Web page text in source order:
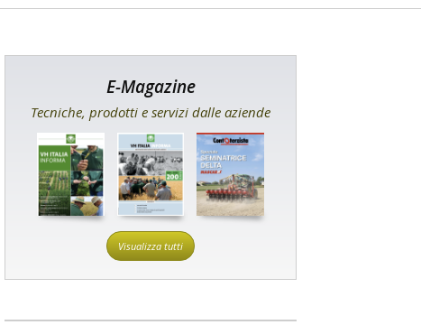
E-Magazine
Tecniche, prodotti e servizi dalle aziende
Visualizza tutti